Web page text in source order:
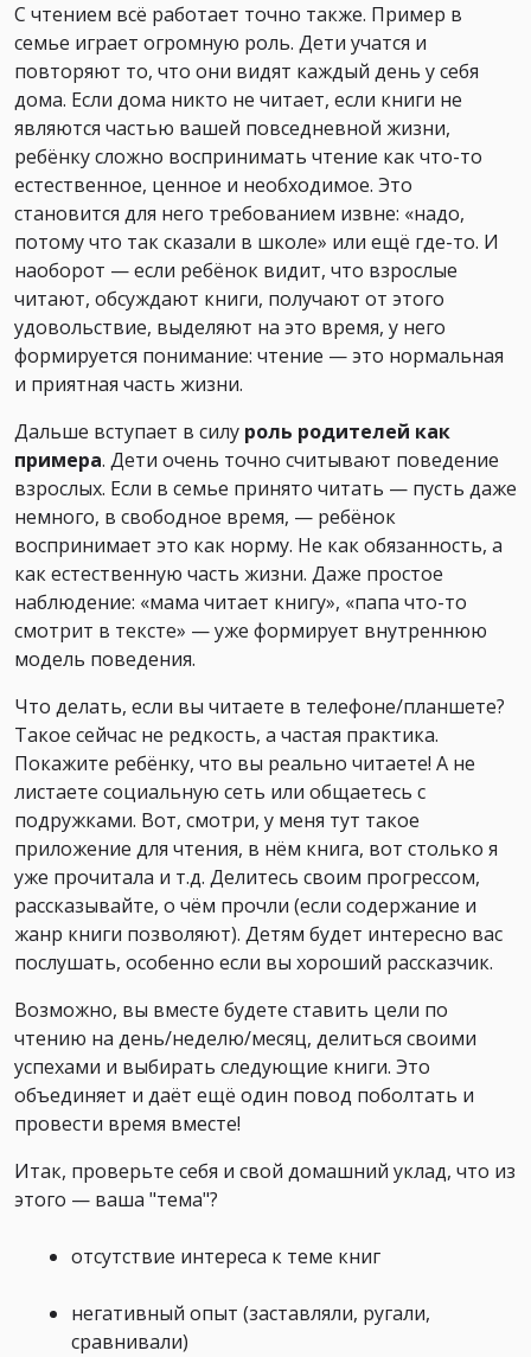
С чтением всё работает точно также. Пример в
семье играет огромную роль. Дети учатся и
повторяют то, что они видят каждый день у себя
дома. Если дома никто не читает, если книги не
являются частью вашей повседневной жизни,
ребёнку сложно воспринимать чтение как что-то
естественное, ценное и необходимое. Это
становится для него требованием извне: «надо,
потому что так сказали в школе» или ещё где-то. И
наоборот — если ребёнок видит, что взрослые
читают, обсуждают книги, получают от этого
удовольствие, выделяют на это время, у него
формируется понимание: чтение — это нормальная
и приятная часть жизни.
Дальше вступает в силу роль родителей как
примера. Дети очень точно считывают поведение
взрослых. Если в семье принято читать — пусть даже
немного, в свободное время, — ребёнок
воспринимает это как норму. Не как обязанность, а
как естественную часть жизни. Даже простое
наблюдение: «мама читает книгу», «папа что-то
смотрит в тексте» — уже формирует внутреннюю
модель поведения.
Что делать, если вы читаете в телефоне/планшете?
Такое сейчас не редкость, а частая практика.
Покажите ребёнку, что вы реально читаете! А не
листаете социальную сеть или общаетесь с
подружками. Вот, смотри, у меня тут такое
приложение для чтения, в нём книга, вот столько я
уже прочитала и т.д. Делитесь своим прогрессом,
рассказывайте, о чём прочли (если содержание и
жанр книги позволяют). Детям будет интересно вас
послушать, особенно если вы хороший рассказчик.
Возможно, вы вместе будете ставить цели по
чтению на день/неделю/месяц, делиться своими
успехами и выбирать следующие книги. Это
объединяет и даёт ещё один повод поболтать и
провести время вместе!
Итак, проверьте себя и свой домашний уклад, что из
этого — ваша "тема"?
отсутствие интереса к теме книг
негативный опыт (заставляли, ругали,
сравнивали)